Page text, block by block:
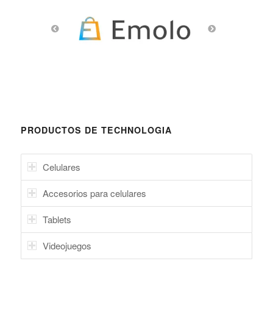
PRODUCTOS DE TECHNOLOGIA
Celulares
Accesorios para celulares
Tablets
Videojuegos